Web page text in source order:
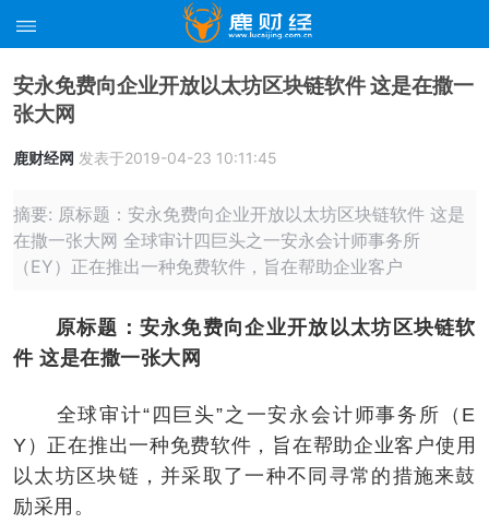
安永免费向企业开放以太坊区块链软件 这是在撒一
张大网
鹿财经网 发表于2019-04-23 10:11:45
摘要: 原标题：安永免费向企业开放以太坊区块链软件 这是
在撒一张大网 全球审计四巨头之一安永会计师事务所
（EY）正在推出一种免费软件，旨在帮助企业客户
原标题：安永免费向企业开放以太坊区块链软
件 这是在撒一张大网
全球审计“四巨头”之一安永会计师事务所（E
Y）正在推出一种免费软件，旨在帮助企业客户使用
以太坊区块链，并采取了一种不同寻常的措施来鼓
励采用。